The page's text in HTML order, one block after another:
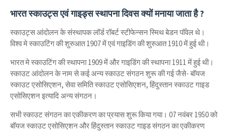
भारत स्काउट्स एवं गाइड्स स्थापना दिवस क्यों मनाया जाता है ?
स्काउट्स आंदोलन के संस्थापक लॉर्ड रॉबर्ट स्टीफेन्सन स्मिथ बेडन पॉवेल थे।
विश्व मे स्काउटिंग की शुरुआत 1907 में एवं गाइडिंग की शुरुआत 1910 में हुई थी।
भारत मे स्काउटिंग की स्थापना 1909 में और गाइडिंग की स्थापना 1911 में हुई थी।
स्काउट आंदोलन के नाम से कई अन्य स्काउट संगठन शुरू की गई जैसे- बॉयज
स्काउट एसोसिएशन, सेवा समिति स्काउट एसोसिएशन, हिंदुस्तान स्काउट गाइड
एसोसिएशन इत्यादि अन्य संगठन।
सभी स्काउट संगठन का एकीकरण का प्रयास शुरू किया गया। 07 नवंबर 1950 को
बॉयज स्काउट एसोसिएशन और हिंदुस्तान स्काउट गाइड संगठन का एकीकरण